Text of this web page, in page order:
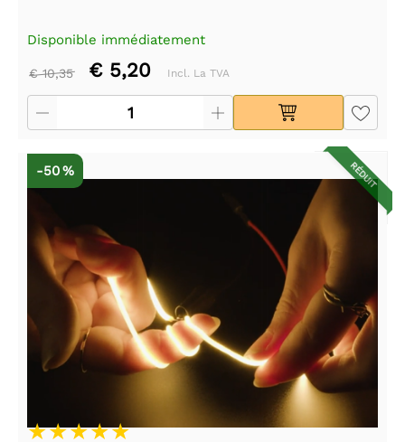
Disponible immédiatement
€ 10,35 € 5,20 Incl. La TVA
RÉDUIT
-50 %